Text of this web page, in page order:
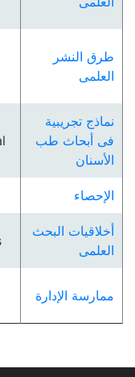
طرق النشر
العلمى
نماذج تجريبية
فى أبحاث طب
الأسنان
الإحصاء
أخلاقيات البحث
العلمى
ممارسة الإدارة